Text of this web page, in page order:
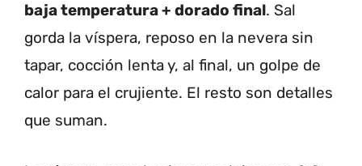
baja temperatura + dorado final. Sal
gorda la víspera, reposo en la nevera sin
tapar, cocción lenta y, al final, un golpe de
calor para el crujiente. El resto son detalles
que suman.